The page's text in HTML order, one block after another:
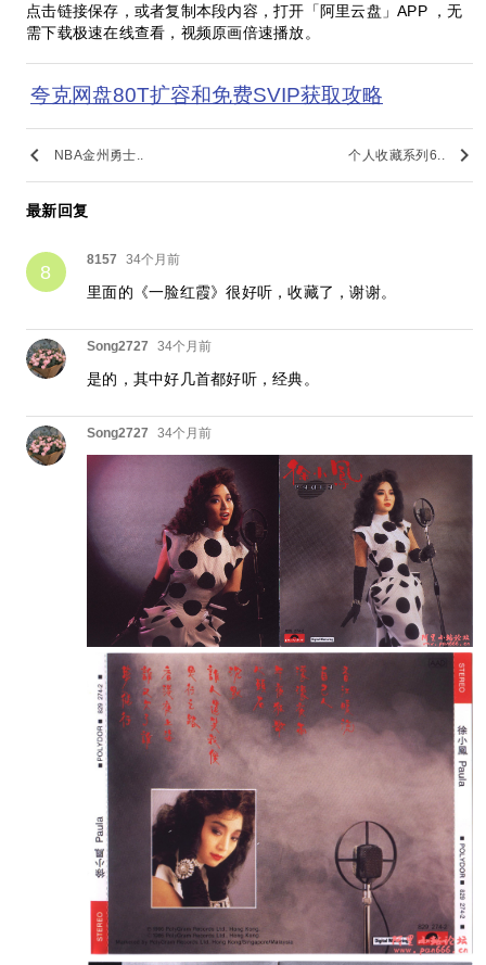
点击链接保存，或者复制本段内容，打开「阿里云盘」APP ，无
需下载极速在线查看，视频原画倍速播放。
夸克网盘80T扩容和免费SVIP获取攻略
keyboard_arrow_left NBA金州勇士.. 个人收藏系列6.. keyboard_arrow_right
最新回复
8
8157 34个月前
里面的《一脸红霞》很好听，收藏了，谢谢。
Song2727 34个月前
是的，其中好几首都好听，经典。
Song2727 34个月前